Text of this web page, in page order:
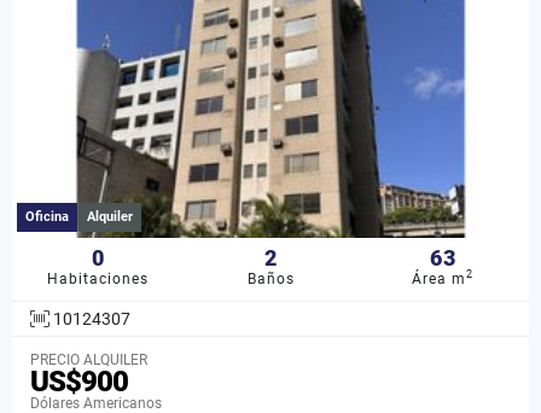
Oficina Alquiler
0
Habitaciones
2
Baños
63
Área m2
10124307
PRECIO ALQUILER
US$900
Dólares Americanos